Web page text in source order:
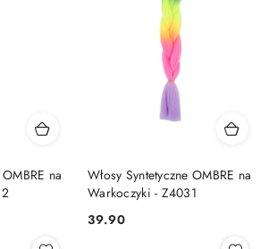
na
Włosy Syntetyczne OMBRE na
Warkoczyki - Z4031
Cena:
39.90